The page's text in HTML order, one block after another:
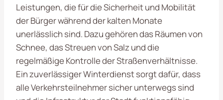
Leistungen, die für die Sicherheit und Mobilität
der Bürger während der kalten Monate
unerlässlich sind. Dazu gehören das Räumen von
Schnee, das Streuen von Salz und die
regelmäßige Kontrolle der Straßenverhältnisse.
Ein zuverlässiger Winterdienst sorgt dafür, dass
alle Verkehrsteilnehmer sicher unterwegs sind